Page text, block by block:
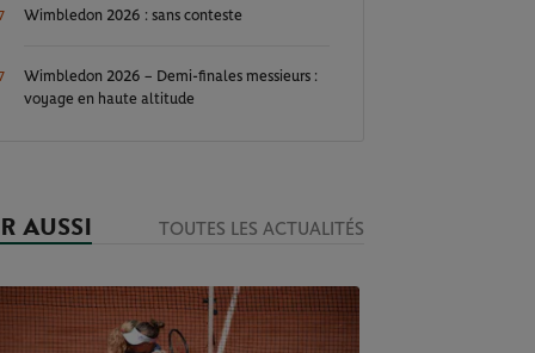
Wimbledon 2026 : sans conteste
Wimbledon 2026 – Demi-finales messieurs :
voyage en haute altitude
AUSSI TOUTES LES ACTUALITÉS